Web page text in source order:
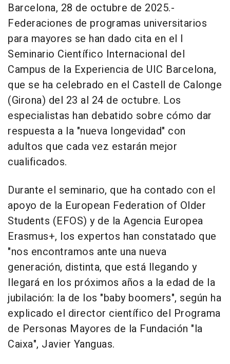
Barcelona, 28 de octubre de 2025.-
Federaciones de programas universitarios
para mayores se han dado cita en el I
Seminario Científico Internacional del
Campus de la Experiencia de UIC Barcelona,
que se ha celebrado en el Castell de Calonge
(Girona) del 23 al 24 de octubre. Los
especialistas han debatido sobre cómo dar
respuesta a la "nueva longevidad" con
adultos que cada vez estarán mejor
cualificados.
Durante el seminario, que ha contado con el
apoyo de la European Federation of Older
Students (EFOS) y de la Agencia Europea
Erasmus+, los expertos han constatado que
"nos encontramos ante una nueva
generación, distinta, que está llegando y
llegará en los próximos años a la edad de la
jubilación: la de los "baby boomers", según ha
explicado el director científico del Programa
de Personas Mayores de la Fundación "la
Caixa", Javier Yanguas.